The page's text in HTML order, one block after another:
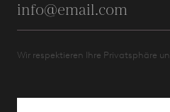
Wir respektieren Ihre Privatsphäre